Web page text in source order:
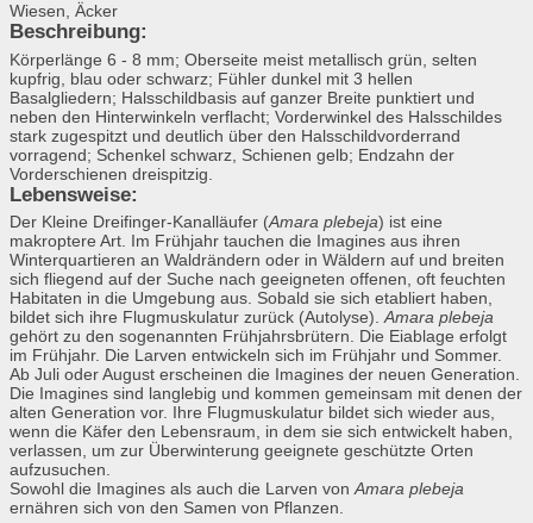
Wiesen, Äcker
Beschreibung:
Körperlänge 6 - 8 mm; Oberseite meist metallisch grün, selten
kupfrig, blau oder schwarz; Fühler dunkel mit 3 hellen
Basalgliedern; Halsschildbasis auf ganzer Breite punktiert und
neben den Hinterwinkeln verflacht; Vorderwinkel des Halsschildes
stark zugespitzt und deutlich über den Halsschildvorderrand
vorragend; Schenkel schwarz, Schienen gelb; Endzahn der
Vorderschienen dreispitzig.
Lebensweise:
Der Kleine Dreifinger-Kanalläufer (Amara plebeja) ist eine
makroptere Art. Im Frühjahr tauchen die Imagines aus ihren
Winterquartieren an Waldrändern oder in Wäldern auf und breiten
sich fliegend auf der Suche nach geeigneten offenen, oft feuchten
Habitaten in die Umgebung aus. Sobald sie sich etabliert haben,
bildet sich ihre Flugmuskulatur zurück (Autolyse). Amara plebeja
gehört zu den sogenannten Frühjahrsbrütern. Die Eiablage erfolgt
im Frühjahr. Die Larven entwickeln sich im Frühjahr und Sommer.
Ab Juli oder August erscheinen die Imagines der neuen Generation.
Die Imagines sind langlebig und kommen gemeinsam mit denen der
alten Generation vor. Ihre Flugmuskulatur bildet sich wieder aus,
wenn die Käfer den Lebensraum, in dem sie sich entwickelt haben,
verlassen, um zur Überwinterung geeignete geschützte Orten
aufzusuchen.
Sowohl die Imagines als auch die Larven von Amara plebeja
ernähren sich von den Samen von Pflanzen.